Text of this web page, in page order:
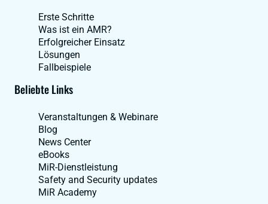
Erste Schritte
Was ist ein AMR?
Erfolgreicher Einsatz
Lösungen
Fallbeispiele
Beliebte Links
Veranstaltungen & Webinare
Blog
News Center
eBooks
MiR-Dienstleistung
Safety and Security updates
MiR Academy